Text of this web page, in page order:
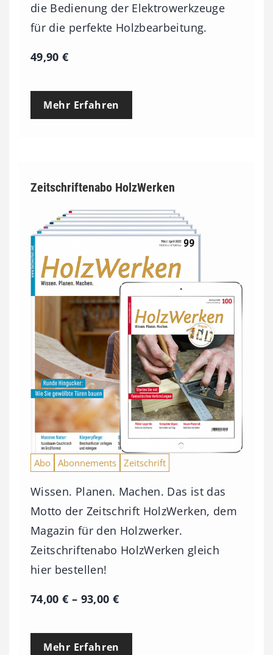
die Bedienung der Elektrowerkzeuge
für die perfekte Holzbearbeitung.
49,90€
Mehr Erfahren
Zeitschriftenabo HolzWerken
Abo Abonnements Zeitschrift
Wissen. Planen. Machen. Das ist das
Motto der Zeitschrift HolzWerken, dem
Magazin für den Holzwerker.
Zeitschriftenabo HolzWerken gleich
hier bestellen!
74,00€ – 93,00 €P
e
Mehr Erfahren